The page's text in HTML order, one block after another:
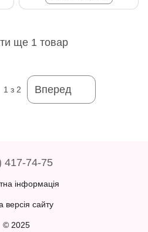
ще 1 товар
1 з 2 Вперед
417-74-75
інформація
версія сайту
© 2025